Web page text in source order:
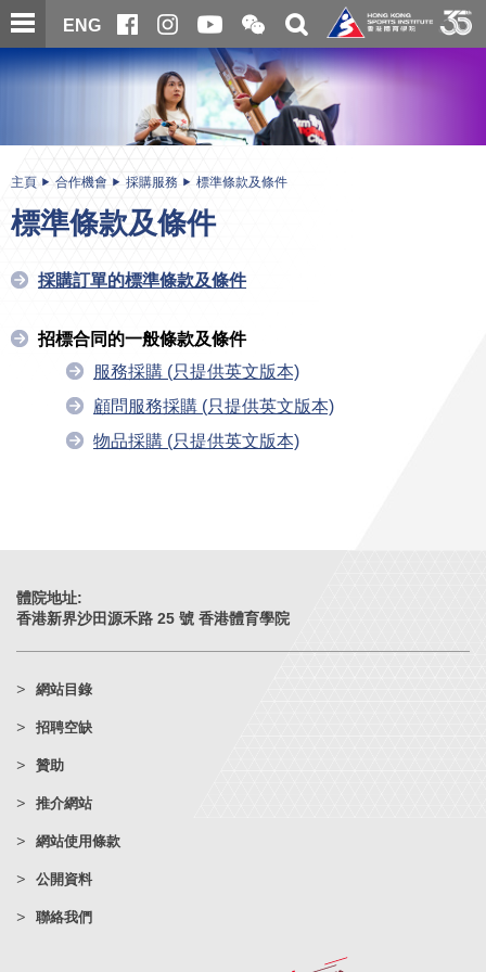
跳
至
主
內
ENG
開
合
微
信
二
維
碼
關
搜
尋
主
内
主頁 合作機會 採購服務 標準條款及條件
標準條款及條件
採購訂單的標準條款及條件
招標合同的一般條款及條件
服務採購 (只提供英文版本)
顧問服務採購 (只提供英文版本)
物品採購 (只提供英文版本)
體院地址:
香港新界沙田源禾路 25 號 香港體育學院
網站目錄
招聘空缺
贊助
推介網站
網站使用條款
公開資料
聯絡我們